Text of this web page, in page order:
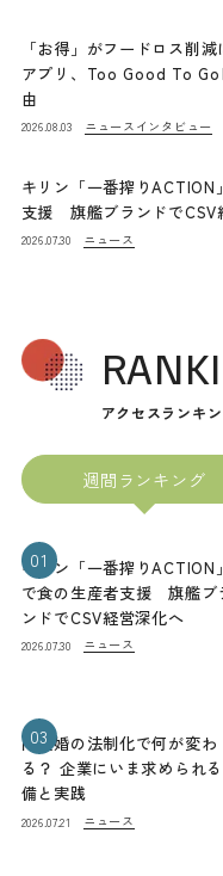
「お得」がフードロス削
アプリ、Too Good To Go
由
2026.08.03 ニュース インタビュー
キリン「一番搾りACTION
支援 旗艦ブランドでCSV
2026.07.30 ニュース
アクセスランキ
週間ランキング
01
キリン「一番搾りACTION」
で食の生産者支援 旗艦ブ
ンドでCSV経営深化へ
2026.07.30 ニュース
03
同性婚の法制化で何が変わ
る？ 企業にいま求められ
備と実践
2026.07.21 ニュース